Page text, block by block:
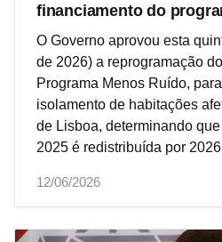
financiamento do
O Governo aprovou esta
de 2026) a reprogramação
Programa Menos Ruído,
isolamento de habitações
de Lisboa, determinando
2025 é redistribuída por
12/06/2026